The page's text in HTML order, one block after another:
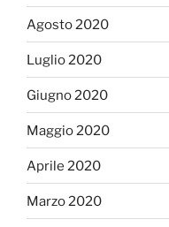
Agosto 2020
Luglio 2020
Giugno 2020
Maggio 2020
Aprile 2020
Marzo 2020